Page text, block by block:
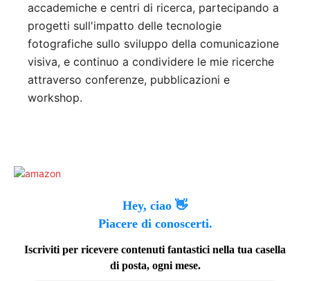
accademiche e centri di ricerca, partecipando a
progetti sull'impatto delle tecnologie
fotografiche sullo sviluppo della comunicazione
visiva, e continuo a condividere le mie ricerche
attraverso conferenze, pubblicazioni e
workshop.
Hey, ciao 👋
Piacere di conoscerti.
Iscriviti per ricevere contenuti fantastici nella tua casella
di posta, ogni mese.